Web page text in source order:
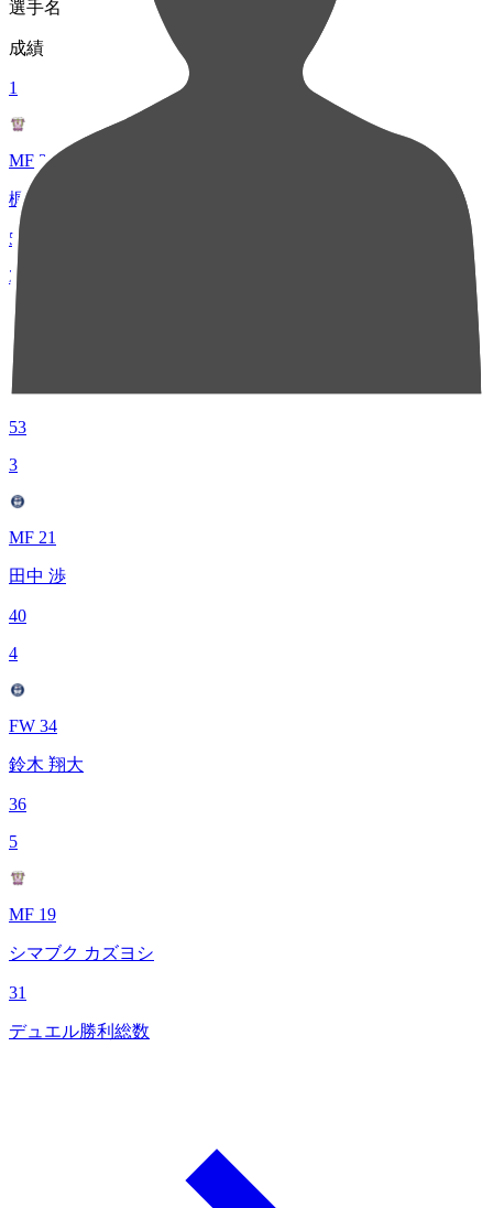
選手名
成績
1
MF 23
梶川 諒太
58
2
MF 8
藤村 慶太
53
3
MF 21
田中 渉
40
4
FW 34
鈴木 翔大
36
5
MF 19
シマブク カズヨシ
31
デュエル勝利総数